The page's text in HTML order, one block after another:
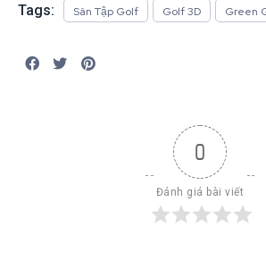
Tags: Sân Tập Golf Golf 3D Green
0
Đánh giá bài viết